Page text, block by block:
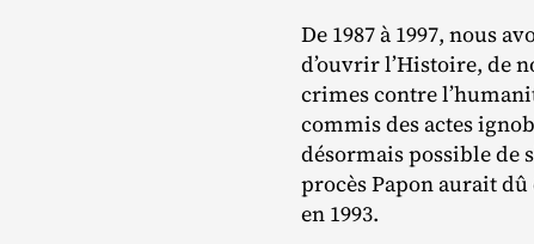
De 1987 à 1997, nous
d’ouvrir l’Histoire, de
crimes contre
commis des actes
désormais possible de
procès Papon aurait dû
en 1993.